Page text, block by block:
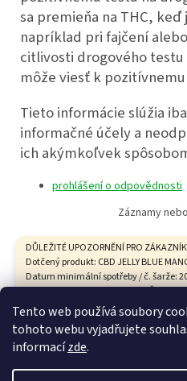
Tento web používá soubory
tohoto webu vyjadřujete
informacízde.
DŮLEŽITÉ UPOZORNĚNÍ PRO
Dotčený produkt: CBD JELLY BLUE
Datum minimální spotřeby / č. šarže:
HEALTH CARE s.r.o., Tovární 9, České
potravinářská inspekce na základě
vypracovaného Státním zdravotním
produkt není bezpečný. ŽÁDÁME
PRODUKT ZAKOUPILI: 1. Produkt
sa premieňa na THC,
napríklad pri fajčení
citlivosti drogového testu
môže viesť k
Tieto informácie slúžia
informačné účely a
ich akýmkoľvek
prohlášení o odpovědnosti
Záznamy